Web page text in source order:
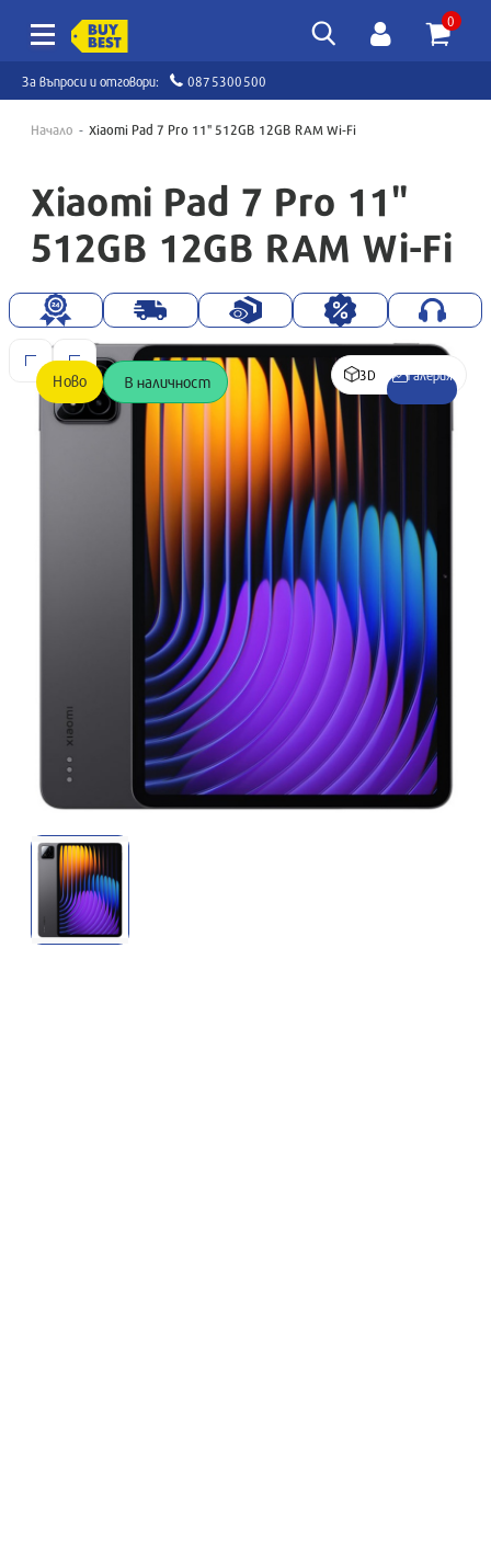
0
За въпроси и отговори: 0875300500
Начало Xiaomi Pad 7 Pro 11" 512GB 12GB RAM Wi-Fi
Xiaomi Pad 7 Pro 11"
512GB 12GB RAM Wi-Fi
Ново В наличност 3D Галерия